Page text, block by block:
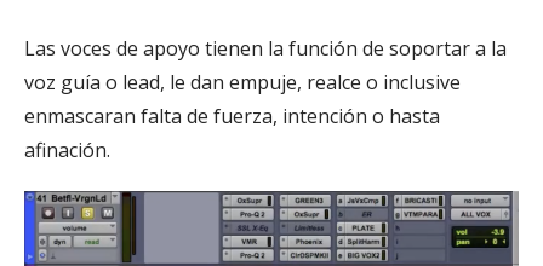
Las voces de apoyo tienen la función de soportar a la
voz guía o lead, le dan empuje, realce o inclusive
enmascaran falta de fuerza, intención o hasta
afinación.